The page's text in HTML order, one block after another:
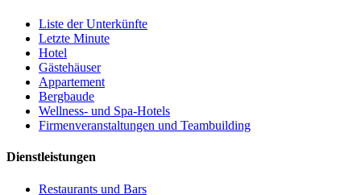
Liste der Unterkünfte
Letzte Minute
Hotel
Gästehäuser
Appartement
Bergbaude
Wellness- und Spa-Hotels
Firmenveranstaltungen und Teambuilding
Dienstleistungen
Restaurants und Bars